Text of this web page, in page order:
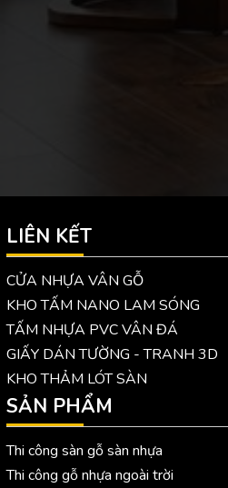
LIÊN KẾT
CỬA NHỰA VÂN GỖ
KHO TẤM NANO LAM SÓNG
TẤM NHỰA PVC VÂN ĐÁ
GIẤY DÁN TƯỜNG - TRANH 3D
KHO THẢM LÓT SÀN
SẢN PHẨM
Thi công sàn gỗ sàn nhựa
Thi công gỗ nhựa ngoài trời